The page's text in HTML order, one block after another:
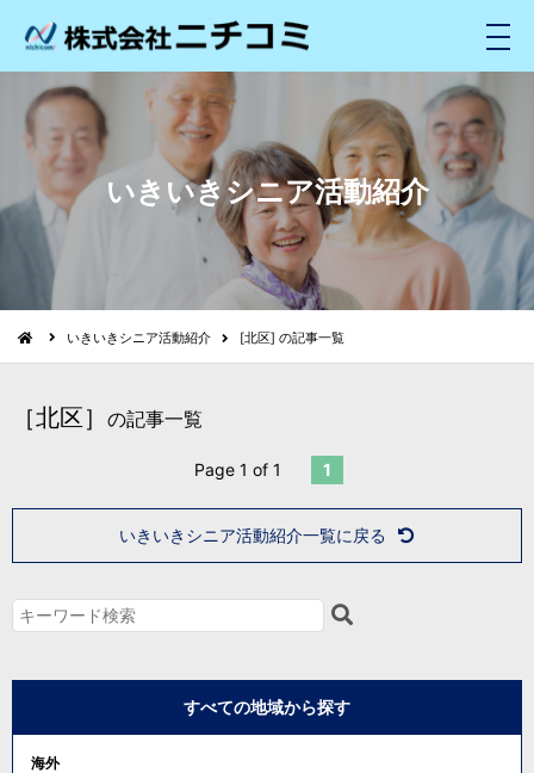
メ
ニ
ュ
いきいきシニア活動紹介
いきいきシニア活動紹介 [北区] の記事一覧
［北区］ の記事一覧
Page 1 of 1 1
いきいきシニア活動紹介一覧に戻る
すべての地域から探す
海外